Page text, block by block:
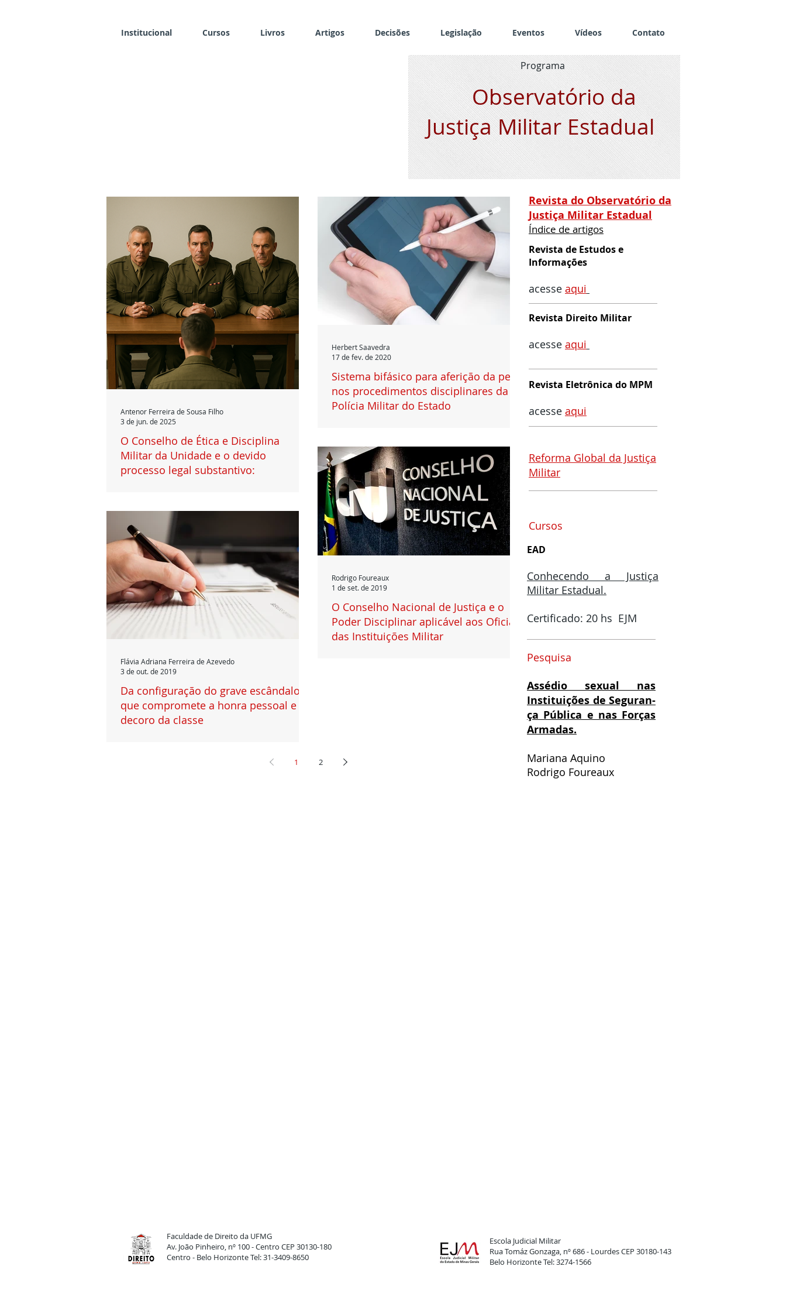
Institucional Cursos Livros Artigos Decisões Legislação Eventos Vídeos Contato
Observatório da
Justiça Militar Estadual
Programa
O Conselho de Ética e Disciplina
Militar da Unidade e o devido
processo legal substantivo:
pertinente, a participação do...
Antenor Ferreira de Sousa Filho
3 de jun. de 2025
Sistema bifásico para aferição da pena
nos procedimentos disciplinares da
Polícia Militar do Estado
inquisitória administrativa, com...
Herbert Saavedra
17 de fev. de 2020
Da configuração do grave escândalo
que compromete a honra pessoal e o
decoro da classe
Flávia Adriana Ferreira de Azevedo
3 de out. de 2019
O Conselho Nacional de Justiça e o
Poder Disciplinar aplicável aos Oficiais
das Instituições Militar
Rodrigo Foureaux
1 de set. de 2019
1 2
Revista do Observatório da
Justiça Militar Estadual
Índice de artigos
Revista de Estudos e
Informações
acesse aqui
Revista Direito Militar
acesse aqui
Revista Eletrônica do MPM
acesse aqui
Reforma Global da Justiça
Militar
Cursos
EAD
Conhecendo a Justiça
Militar Estadual.
Certificado: 20 hs EJM
Pesquisa
Assédio sexual nas
Instituições de Seguran-
ça Pública e nas Forças
Armadas.
Mariana Aquino
Rodrigo Foureaux
Faculdade de Direito da UFMG
Av. João Pinheiro, nº 100 - Centro CEP 30130-180
Centro - Belo Horizonte Tel: 31-3409-8650
Escola Judicial Militar
Rua Tomáz Gonzaga, nº 686 - Lourdes CEP 30180-143
Belo Horizonte Tel: 3274-1566